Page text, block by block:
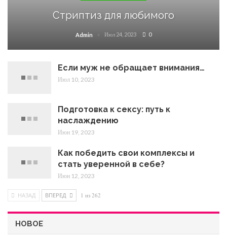
Стриптиз для любимого
Admin Июл 24, 2023 0
Если муж не обращает внимания…
Июл 10, 2023
Подготовка к сексу: путь к
наслаждению
Июн 19, 2023
Как победить свои комплексы и
стать уверенной в себе?
Июн 12, 2023
НАЗАД ВПЕРЕД 1 из 262
НОВОЕ